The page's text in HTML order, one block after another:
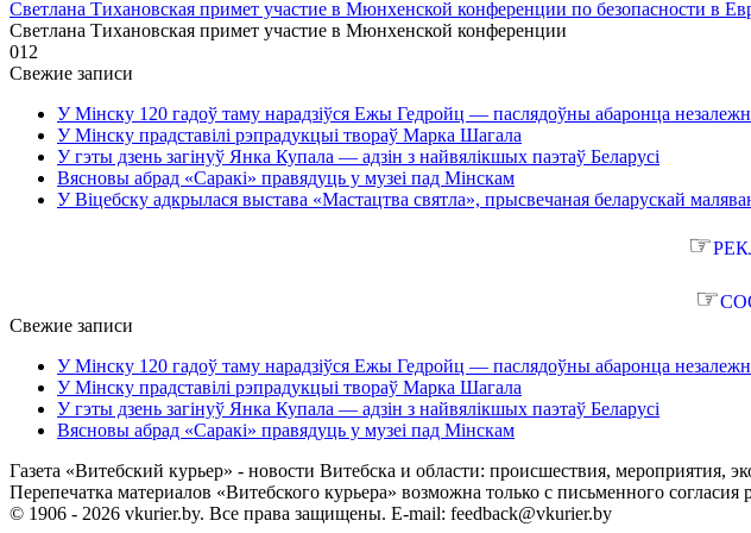
Светлана Тихановская примет участие в Мюнхенской конференции по безопасности в
Светлана Тихановская примет участие в Мюнхенской конференции
012
Свежие записи
У Мінску 120 гадоў таму нарадзіўся Ежы Гедройц — паслядоўны абаронца
У Мінску прадставілі рэпрадукцыі твораў Марка Шагала
У гэты дзень загінуў Янка Купала — адзін з найвялікшых паэтаў Беларусі
Вясновы абрад «Саракі» правядуць у музеі пад Мінскам
У Віцебску адкрылася выстава «Мастацтва святла», прысвечаная беларускай
☞
☞
Свежие записи
У Мінску 120 гадоў таму нарадзіўся Ежы Гедройц — паслядоўны абаронца
У Мінску прадставілі рэпрадукцыі твораў Марка Шагала
У гэты дзень загінуў Янка Купала — адзін з найвялікшых паэтаў Беларусі
Вясновы абрад «Саракі» правядуць у музеі пад Мінскам
Газета «Витебский курьер» - новости Витебска и области: происшествия, мероприятия,
Перепечатка материалов «Витебского курьера» возможна только с письменного
© 1906 - 2026 vkurier.by. Все права защищены. E-mail: feedback@vkurier.by